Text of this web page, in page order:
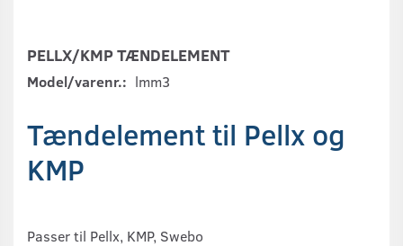
PELLX/KMP TÆNDELEMENT
Model/varenr.: lmm3
Tændelement til Pellx og
KMP
Passer til Pellx, KMP, Swebo